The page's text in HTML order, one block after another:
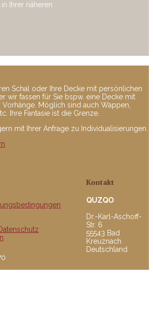
Ihrer näheren
Schal oder Ihre Decke mit persönlichen
wir fassen für Sie bspw. eine Decke mit
Möglich sind auch Wappen,
Ihre Fantasie ist die Grenze.
mit Ihrer Anfrage zu Individualisierungen.
Kontakt
QUZQO
Dr.-Karl-Aschoff-
Str. 6
55543 Bad
Kreuznach
Deutschland